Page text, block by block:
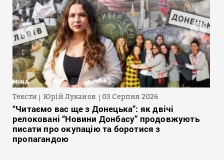
Тексти Юрій Луканов 03 Серпня 2026
“Читаємо вас ще з Донецька”: як двічі
релоковані “Новини Донбасу” продовжують
писати про окупацію та боротися з
пропагандою